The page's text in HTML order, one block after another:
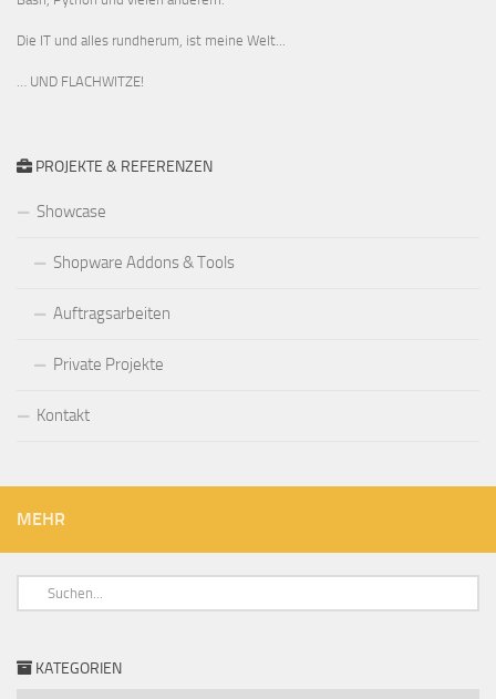
Die IT und alles rundherum, ist meine Welt...
… UND FLACHWITZE!
PROJEKTE & REFERENZEN
Showcase
Shopware Addons & Tools
Auftragsarbeiten
Private Projekte
Kontakt
MEHR
KATEGORIEN